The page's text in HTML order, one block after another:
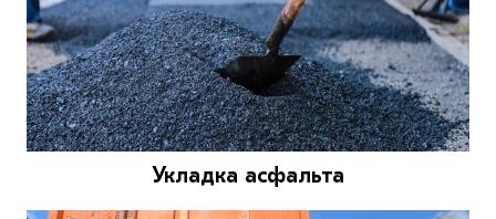
Укладка асфальта